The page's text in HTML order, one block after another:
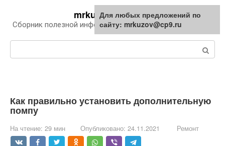
контенту
mrkuzov.ru
Сборник полезной информации про автомобили
Как правильно установить дополнительную
помпу
На чтение: 29 мин Опубликовано: 24.11.2021 Ремонт
Для любых предложений по
сайту: mrkuzov@cp9.ru
Для любых предложений по
сайту: mrkuzov@cp9.ru